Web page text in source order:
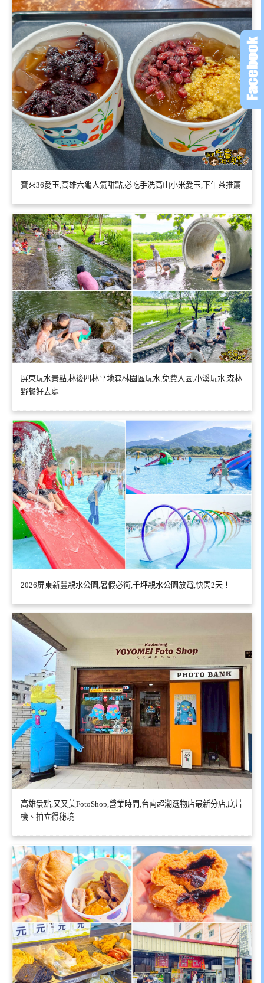
寶來36愛玉,高雄六龜人氣甜點,必吃手洗高山小米愛玉,下午茶推薦
屏東玩水景點,林後四林平地森林園區玩水,免費入園,小溪玩水,森林
野餐好去處
2026屏東新豐親水公園,暑假必衝,千坪親水公園放電,快閃2天！
高雄景點,又又美FotoShop,營業時間,台南超潮選物店最新分店,底片
機、拍立得秘境